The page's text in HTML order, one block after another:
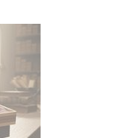
con
para
en
Esta